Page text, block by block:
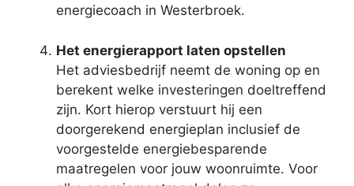
energiecoach in Westerbroek.
Het energierapport laten opstellen
Het adviesbedrijf neemt de woning op en
berekent welke investeringen doeltreffend
zijn. Kort hierop verstuurt hij een
doorgerekend energieplan inclusief de
voorgestelde energiebesparende
maatregelen voor jouw woonruimte. Voor